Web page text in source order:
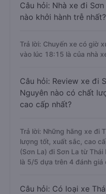
Câu hỏi: Nhà xe đi
nào khởi hành trễ nhất?
Trả lời: Chuyến xe có giờ
vào lúc 18:15 là của nhà
Câu hỏi: Review xe đi
Nguyên nào có chất
cao cấp nhất?
Trả lời: Những hãng xe đi
lượng tốt, xuất sắc, cao
(Sơn La) đi Sơn La từ
là 5/5 dựa trên 4 đánh giá
Câu hỏi: Có loại xe